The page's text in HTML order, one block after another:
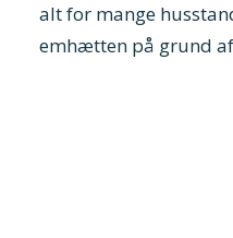
alt for mange
emhætten på grund